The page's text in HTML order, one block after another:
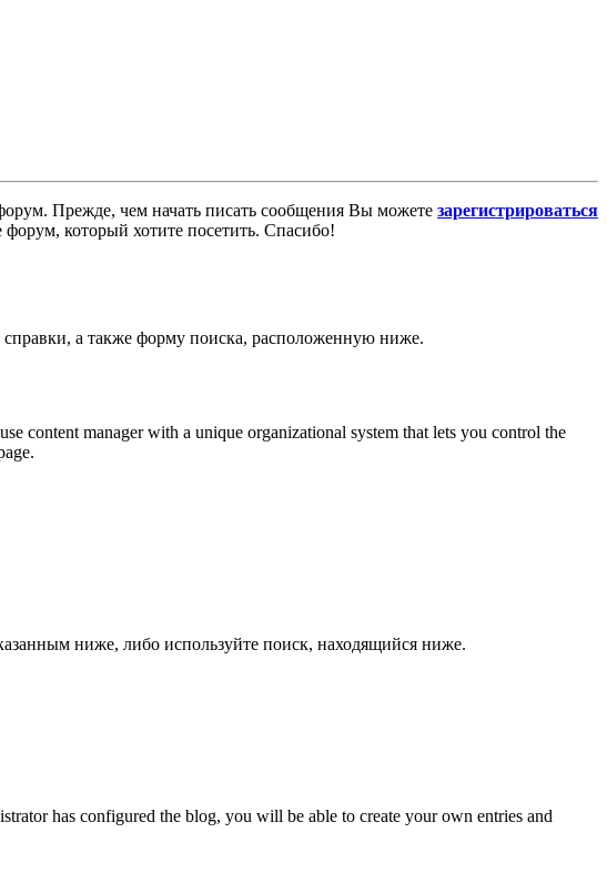
Прежде, чем начать писать сообщения Вы можете зарегистрироваться
который хотите посетить. Спасибо!
а также форму поиска, расположенную ниже.
content manager with a unique organizational system that lets you control the
ниже, либо используйте поиск, находящийся ниже.
has configured the blog, you will be able to create your own entries and